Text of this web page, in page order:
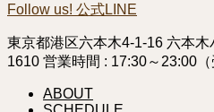
Follow us! 公式LINE
東京都港区六本木4-1-16 六本
1610 営業時間 : 17:30～23:00（
ABOUT